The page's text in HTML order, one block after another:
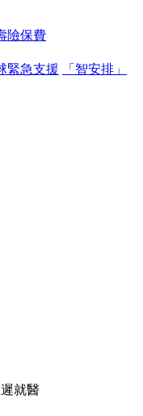
險保費
緊急支援
「智安排」
就醫